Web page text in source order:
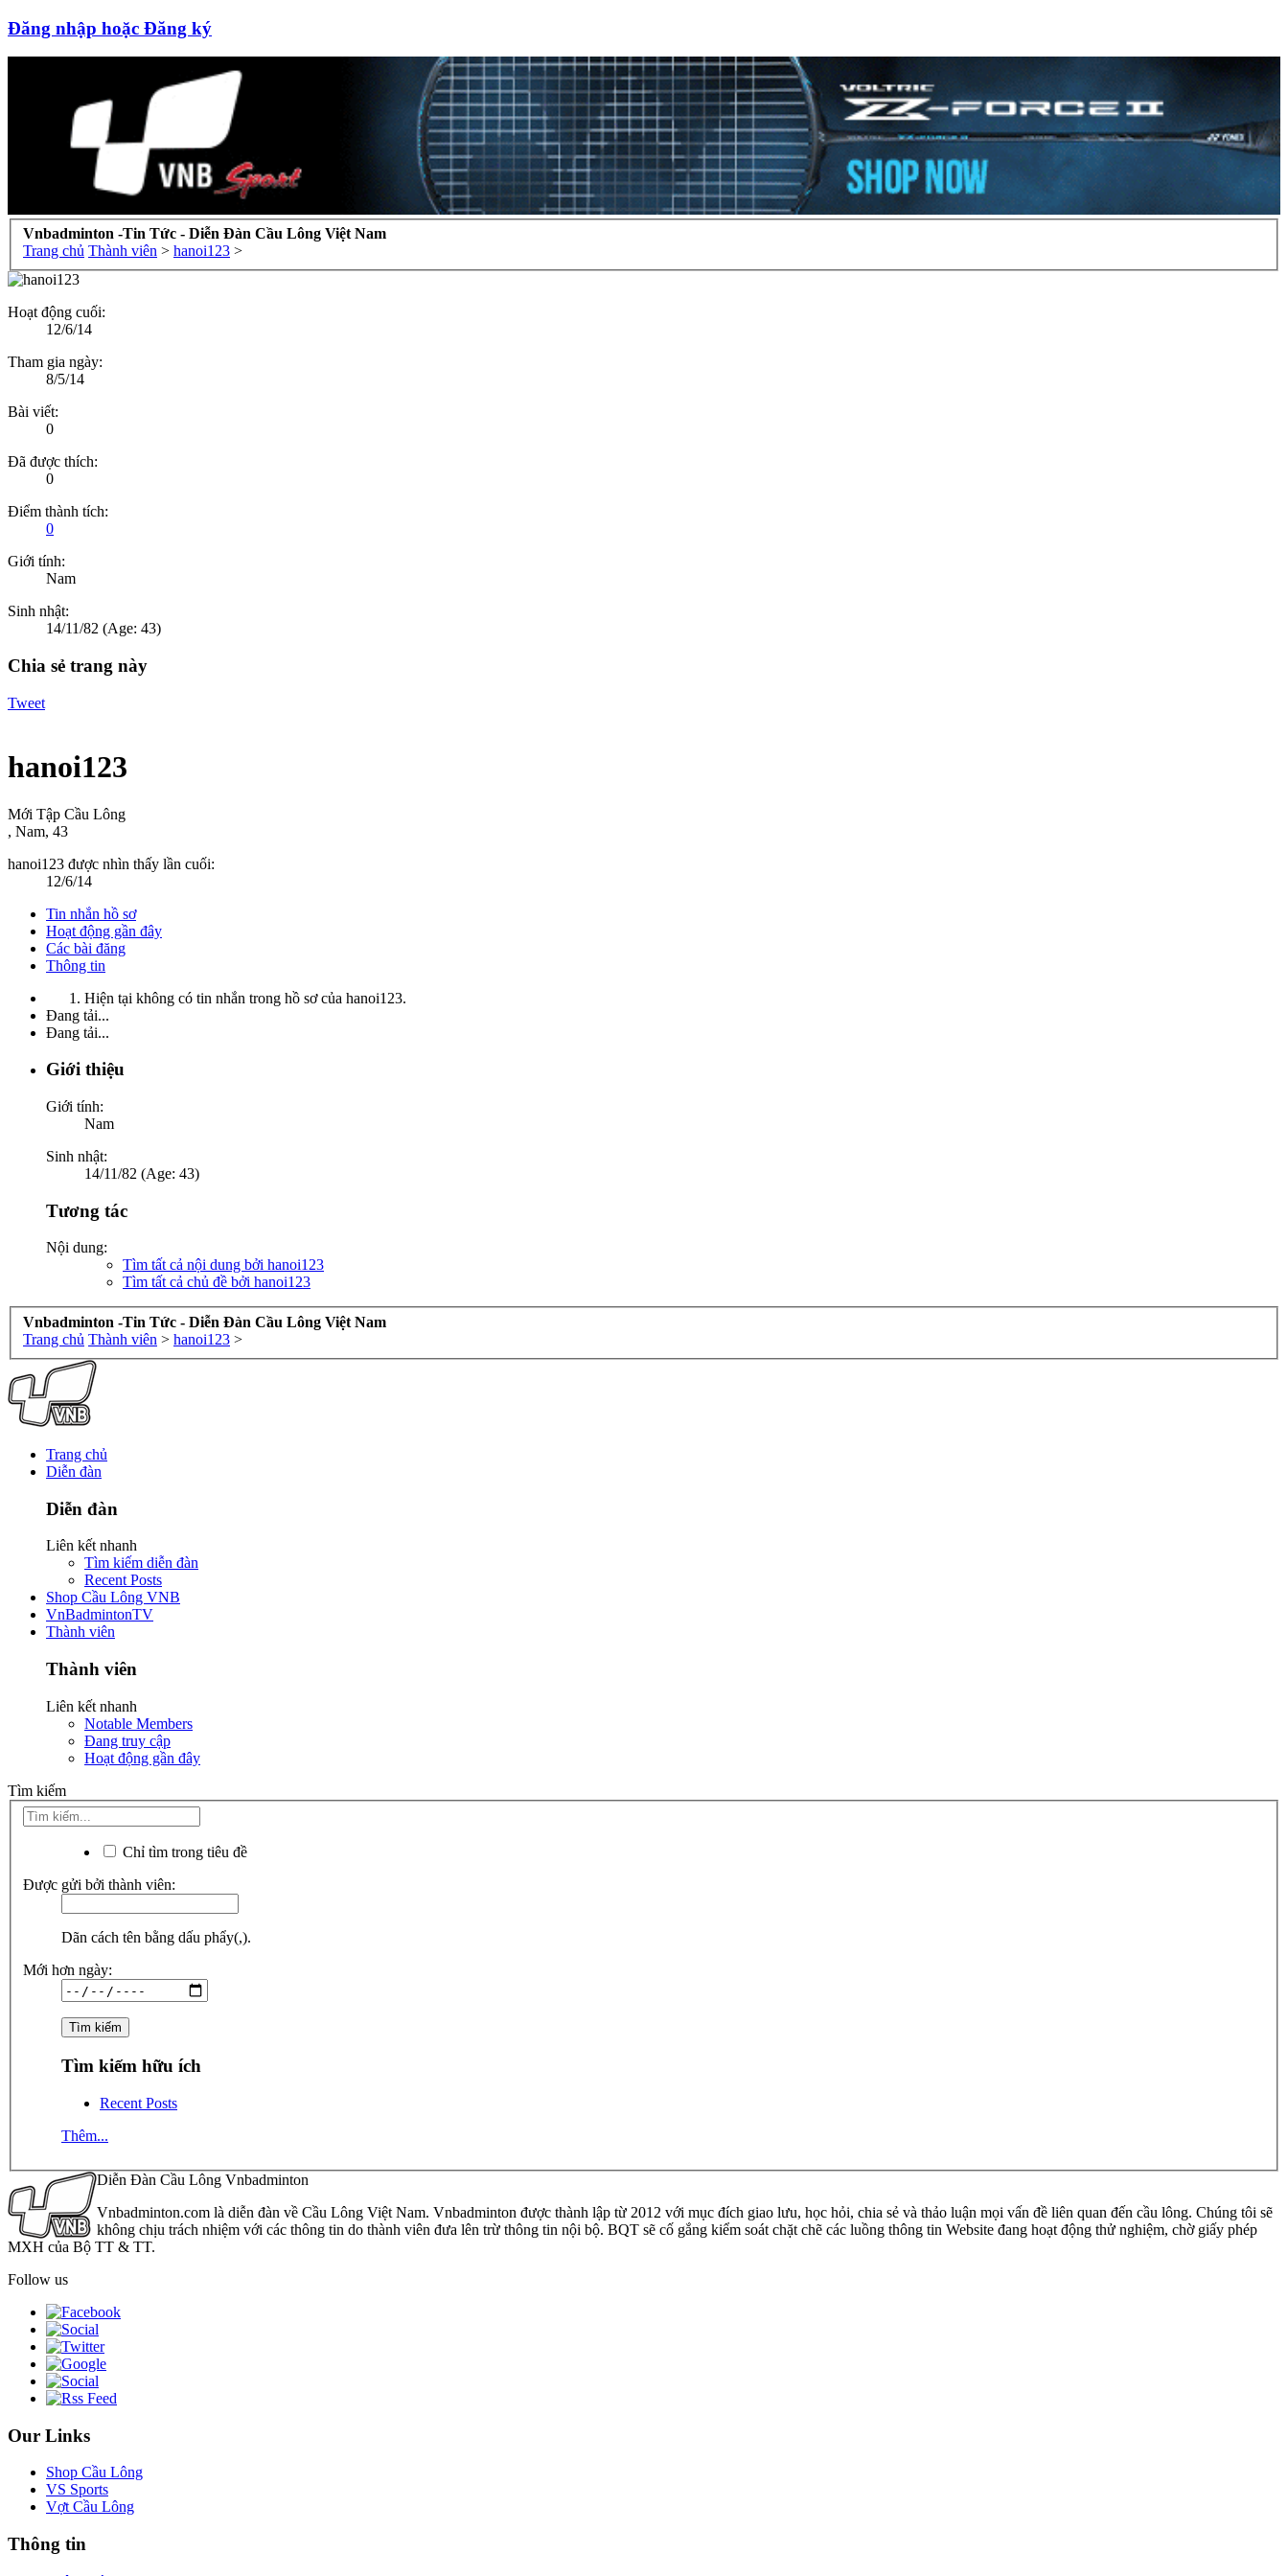
Đăng nhập hoặc Đăng ký
Vnbadminton -Tin Tức - Diễn Đàn Cầu Lông Việt Nam
Trang chủ Thành viên > hanoi123 >
Hoạt động cuối:
12/6/14
Tham gia ngày:
8/5/14
Bài viết:
0
Đã được thích:
0
Điểm thành tích:
0
Giới tính:
Nam
Sinh nhật:
14/11/82 (Age: 43)
Chia sẻ trang này
Tweet
hanoi123
Mới Tập Cầu Lông
, Nam, 43
hanoi123 được nhìn thấy lần cuối:
12/6/14
Tin nhắn hồ sơ
Hoạt động gần đây
Các bài đăng
Thông tin
Hiện tại không có tin nhắn trong hồ sơ của hanoi123.
Đang tải...
Đang tải...
Giới thiệu
Giới tính:
Nam
Sinh nhật:
14/11/82 (Age: 43)
Tương tác
Nội dung:
Tìm tất cả nội dung bởi hanoi123
Tìm tất cả chủ đề bởi hanoi123
Vnbadminton -Tin Tức - Diễn Đàn Cầu Lông Việt Nam
Trang chủ Thành viên > hanoi123 >
Trang chủ
Diễn đàn
Diễn đàn
Liên kết nhanh
Tìm kiếm diễn đàn
Recent Posts
Shop Cầu Lông VNB
VnBadmintonTV
Thành viên
Thành viên
Liên kết nhanh
Notable Members
Đang truy cập
Hoạt động gần đây
Tìm kiếm
Chỉ tìm trong tiêu đề
Được gửi bởi thành viên:
Dãn cách tên bằng dấu phẩy(,).
Mới hơn ngày:
Tìm kiếm hữu ích
Recent Posts
Thêm...
Diễn Đàn Cầu Lông Vnbadminton
Vnbadminton.com là diễn đàn về Cầu Lông Việt Nam. Vnbadminton được thành lập từ 2012 với mục đích giao lưu, học hỏi, chia sẻ và thảo luận mọi vấn đề liên quan đến cầu lông. Chúng tôi sẽ
không chịu trách nhiệm với các thông tin do thành viên đưa lên trừ thông tin nội bộ. BQT sẽ cố gắng kiểm soát chặt chẽ các luồng thông tin Website đang hoạt động thử nghiệm, chờ giấy phép
MXH của Bộ TT & TT.
Follow us
Our Links
Shop Cầu Lông
VS Sports
Vợt Cầu Lông
Thông tin